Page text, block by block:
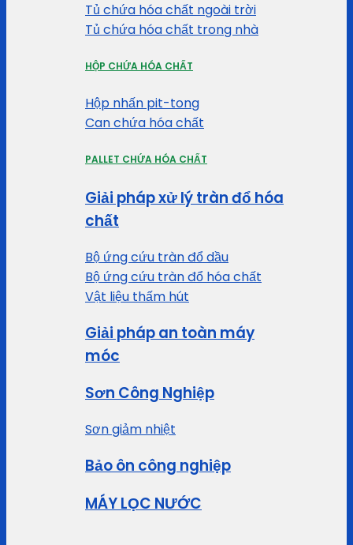
Tủ chứa hóa chất ngoài trời
Tủ chứa hóa chất trong nhà
HỘP CHỨA HÓA CHẤT
Hộp nhấn pit-tong
Can chứa hóa chất
PALLET CHỨA HÓA CHẤT
Giải pháp xử lý tràn đổ hóa
chất
Bộ ứng cứu tràn đổ dầu
Bộ ứng cứu tràn đổ hóa chất
Vật liệu thấm hút
Giải pháp an toàn máy
móc
Sơn Công Nghiệp
Sơn giảm nhiệt
Bảo ôn công nghiệp
MÁY LỌC NƯỚC